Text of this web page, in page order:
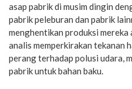
asap pabrik di musim dingin
pabrik peleburan dan pabrik
menghentikan produksi
analis memperkirakan tekanan
perang terhadap polusi udara,
pabrik untuk bahan baku.